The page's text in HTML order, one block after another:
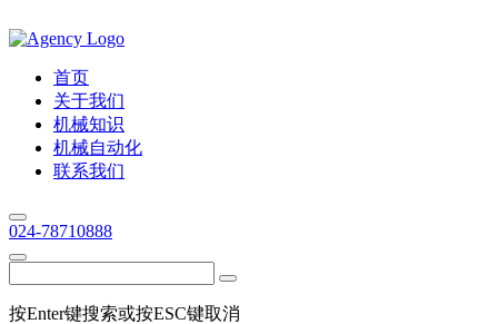
首页
关于我们
机械知识
机械自动化
联系我们
024-78710888
按Enter键搜索或按ESC键取消